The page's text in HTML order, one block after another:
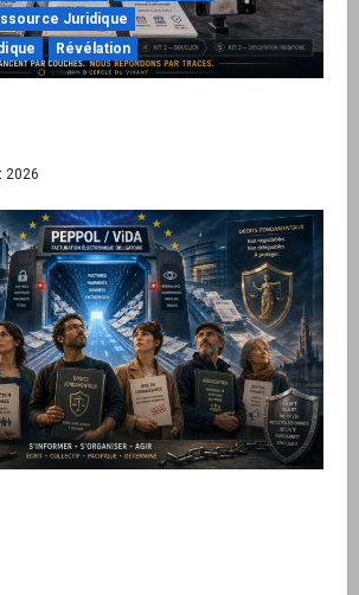
Juridique
Révélation
2026